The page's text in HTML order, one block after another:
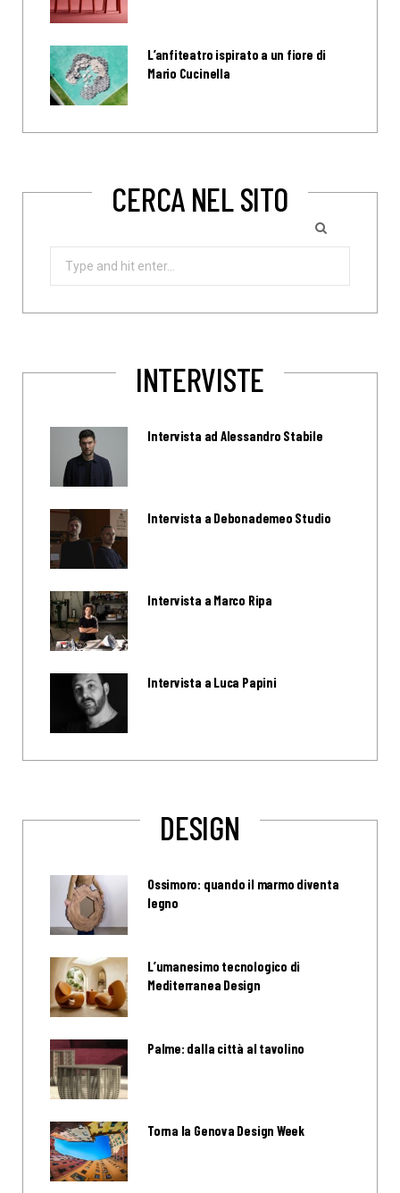
L’anfiteatro ispirato a un fiore di
Mario Cucinella
CERCA NEL SITO
Search
INTERVISTE
Intervista ad Alessandro Stabile
Intervista a Debonademeo Studio
Intervista a Marco Ripa
Intervista a Luca Papini
DESIGN
Ossimoro: quando il marmo diventa
legno
L’umanesimo tecnologico di
Mediterranea Design
Palme: dalla città al tavolino
Torna la Genova Design Week